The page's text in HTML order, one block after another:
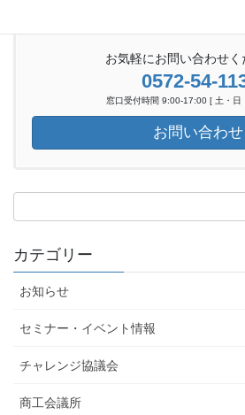
お気軽にお問い合わせく
0572-54-
窓口受付時間 9:00-17:00 [ 土・日
お問い合わせ
カテゴリー
お知らせ
セミナー・イベント情報
チャレンジ協議会
商工会議所